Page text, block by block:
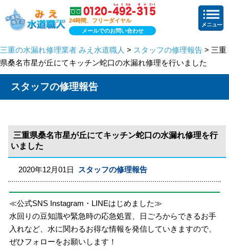
24時間、フリーダイヤル
メールでのお問い合わせ
三重の水漏れ修理業者 みえ水道職人 > スタッフの修理報告 > 三重
県桑名市星が丘にてキッチン蛇口の水漏れ修理を行いました
スタッフの修理報告
三重県桑名市星が丘にてキッチン蛇口の水漏れ修理を行
いました
2020年12月01日 スタッフの修理報告
≪公式SNS Instagram・LINEはじめました≫
水回りの豆知識や緊急時の応急処置、日ごろからできるお手
入れなど、水に関わるお得な情報を発信していきますので、
ぜひフォローをお願いします！